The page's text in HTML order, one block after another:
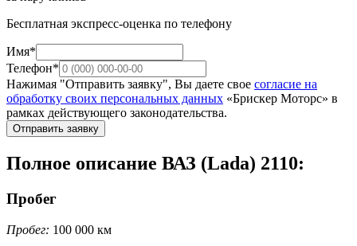
Бесплатная экспресс-оценка по телефону
Имя*
Телефон*
Нажимая "Отправить заявку", Вы даете свое согласие на
обработку своих персональных данных «Брискер Моторс» в
рамках действующего законодательства.
Отправить заявку
Полное описание ВАЗ (Lada) 2110:
Пробег
Пробег: 100 000 км